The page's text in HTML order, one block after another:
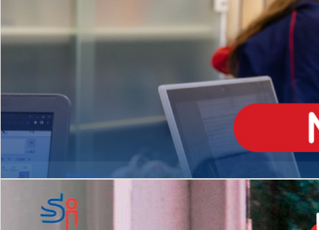
Matrículas Abertas 2026
MÉDIO
igh School
Dupla Diplomação
2º AO 5º ANO FUNDAMENTAL